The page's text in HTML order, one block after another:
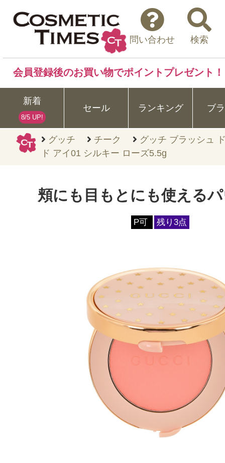
グッチ チーク
グッチ ブラッシュ
ド アイ01 シルキー ローズ5.5g
問い合わせ 検索
会員登録後のお買い物でポイントプレゼント！
新着
8/5 UP!
セール ランキング ブ
頬にも目もとにも使える
P可 残り3点